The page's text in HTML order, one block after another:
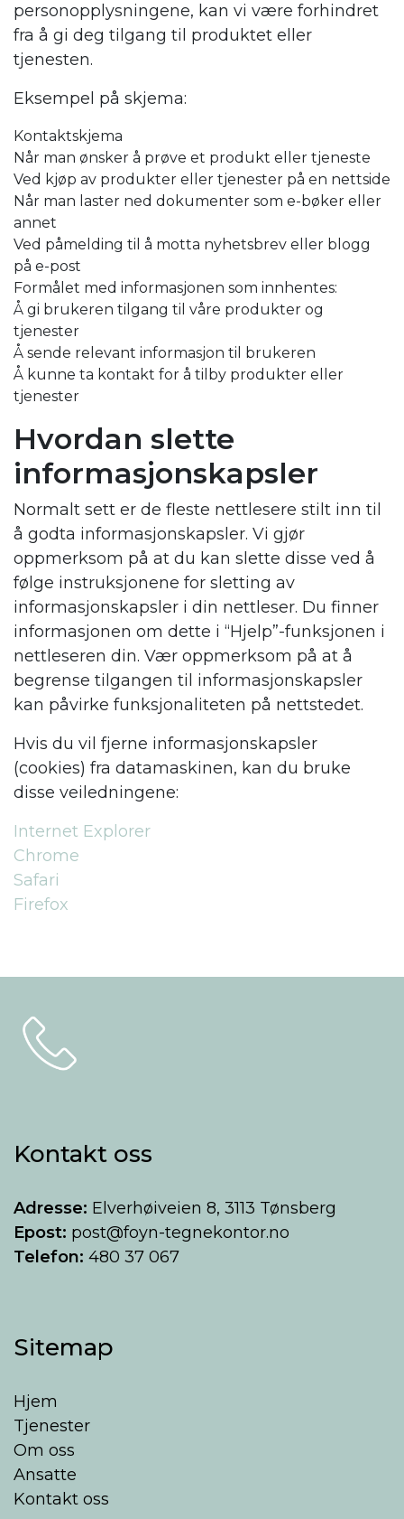
personopplysningene, kan vi være forhindret
fra å gi deg tilgang til produktet eller
tjenesten.
Eksempel på skjema:
Kontaktskjema
Når man ønsker å prøve et produkt eller tjeneste
Ved kjøp av produkter eller tjenester på en nettside
Når man laster ned dokumenter som e-bøker eller
annet
Ved påmelding til å motta nyhetsbrev eller blogg
på e-post
Formålet med informasjonen som innhentes:
Å gi brukeren tilgang til våre produkter og
tjenester
Å sende relevant informasjon til brukeren
Å kunne ta kontakt for å tilby produkter eller
tjenester
Hvordan slette
informasjonskapsler
Normalt sett er de fleste nettlesere stilt inn til
å godta informasjonskapsler. Vi gjør
oppmerksom på at du kan slette disse ved å
følge instruksjonene for sletting av
informasjonskapsler i din nettleser. Du finner
informasjonen om dette i “Hjelp”-funksjonen i
nettleseren din. Vær oppmerksom på at å
begrense tilgangen til informasjonskapsler
kan påvirke funksjonaliteten på nettstedet.
Hvis du vil fjerne informasjonskapsler
(cookies) fra datamaskinen, kan du bruke
disse veiledningene:
Internet Explorer
Chrome
Safari
Firefox
Kontakt oss
Adresse: Elverhøiveien 8, 3113 Tønsberg
Epost: post@foyn-tegnekontor.no
Telefon: 480 37 067
Sitemap
Hjem
Tjenester
Om oss
Ansatte
Kontakt oss